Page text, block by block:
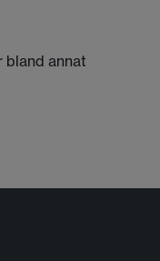
bland annat